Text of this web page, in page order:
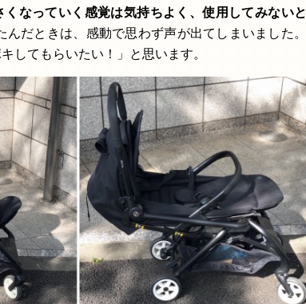
くなっていく感覚は気持ちよく、使用してみないと
んだときは、感動で思わず声が出てしまいました。
してもらいたい！」と思います。